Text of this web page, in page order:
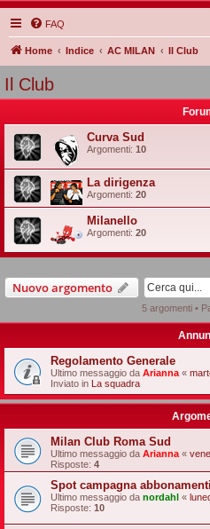
FAQ
Home Indice AC MILAN Il Club
Il Club
Curva Sud
Argomenti: 10
La dirigenza
Argomenti: 20
Milanello
Argomenti: 20
Nuovo argomento
5 argomenti •
Regolamento Generale
Ultimo messaggio da Arianna «
Inviato in La squadra
Milan Club Roma Sud
Ultimo messaggio da Arianna «
Risposte: 4
Spot campagna
Ultimo messaggio da nordahl «
Risposte: 10